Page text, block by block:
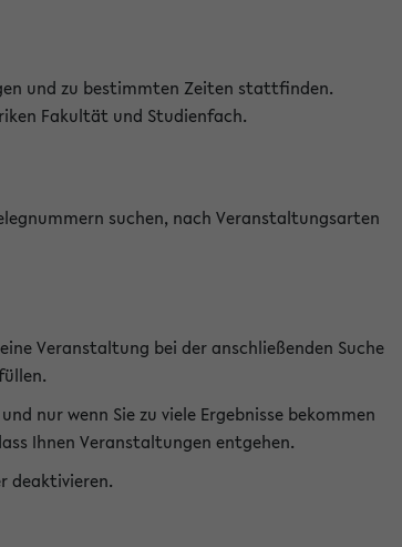
und zu bestimmten Zeiten stattfinden.
Fakultät und Studienfach.
suchen, nach Veranstaltungsarten
Veranstaltung bei der anschließenden Suche
nur wenn Sie zu viele Ergebnisse bekommen
Ihnen Veranstaltungen entgehen.
deaktivieren.